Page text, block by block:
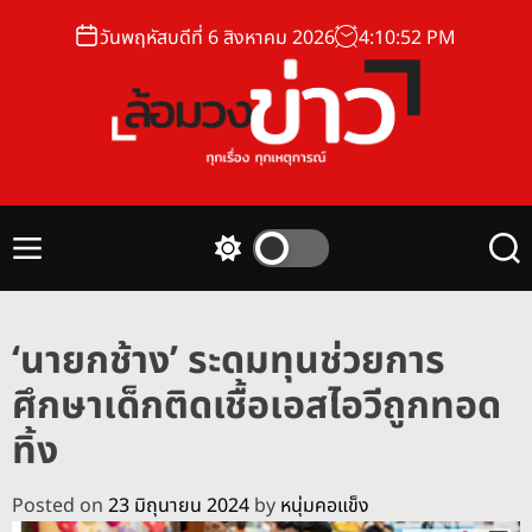
วันพฤหัสบดีที่ 6 สิงหาคม 2026 4:10:53 PM
อ
า
ว
M
c
h
c
o
r
m
S
‘นายกช้าง’ ระดมทุนช่วยการ
ศึกษาเด็กติดเชื้อเอสไอวีถูกทอด
ทิ้ง
Posted on 23 มิถุนายน 2024 by หนุ่มคอแข็ง